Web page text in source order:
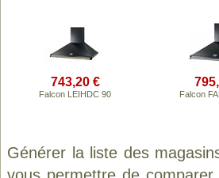
743,20 €
Falcon LEIHDC 90 Falcon
Générer la liste des